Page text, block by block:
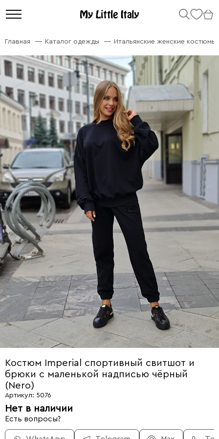
Главная Каталог одежды Итальянские женские
Костюм Imperial спортивный свитшот и
брюки с маленькой надписью чёрный
(Nero)
Артикул: 5076
Нет в наличии
Есть вопросы?